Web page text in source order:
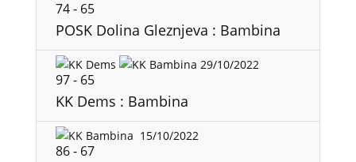
74- 65
POSK Dolina Gleznjeva : Bambina
29/10/2022
97- 65
KK Dems : Bambina
15/10/2022
86- 67